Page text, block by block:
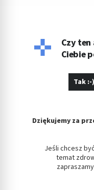
Czy
Ciebie
Tak :-)
Dziękujemy za
Jeśli chcesz
temat
Wykorzystywanie
spersonalizowanych
Pomiar efektywności
Rozumienie
kombinacji danych z
Rozwój i ulepszanie
Wykorzystywanie